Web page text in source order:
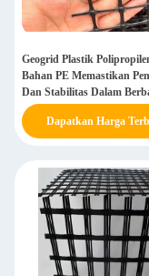
Geogrid Plastik
Bahan PE Memastikan
Dan Stabilitas Dalam
Konstruksi
Dapatkan Harga